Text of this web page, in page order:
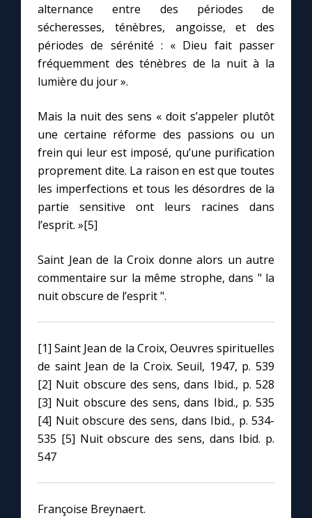
alternance entre des périodes de
sécheresses, ténèbres, angoisse, et des
périodes de sérénité : « Dieu fait passer
fréquemment des ténèbres de la nuit à la
lumière du jour ».
Mais la nuit des sens « doit s’appeler plutôt
une certaine réforme des passions ou un
frein qui leur est imposé, qu’une purification
proprement dite. La raison en est que toutes
les imperfections et tous les désordres de la
partie sensitive ont leurs racines dans
l’esprit. »[5]
Saint Jean de la Croix donne alors un autre
commentaire sur la même strophe, dans " la
nuit obscure de l’esprit ".
[1] Saint Jean de la Croix, Oeuvres spirituelles
de saint Jean de la Croix. Seuil, 1947, p. 539
[2] Nuit obscure des sens, dans Ibid., p. 528
[3] Nuit obscure des sens, dans Ibid., p. 535
[4] Nuit obscure des sens, dans Ibid., p. 534-
535 [5] Nuit obscure des sens, dans Ibid. p.
547
Françoise Breynaert.